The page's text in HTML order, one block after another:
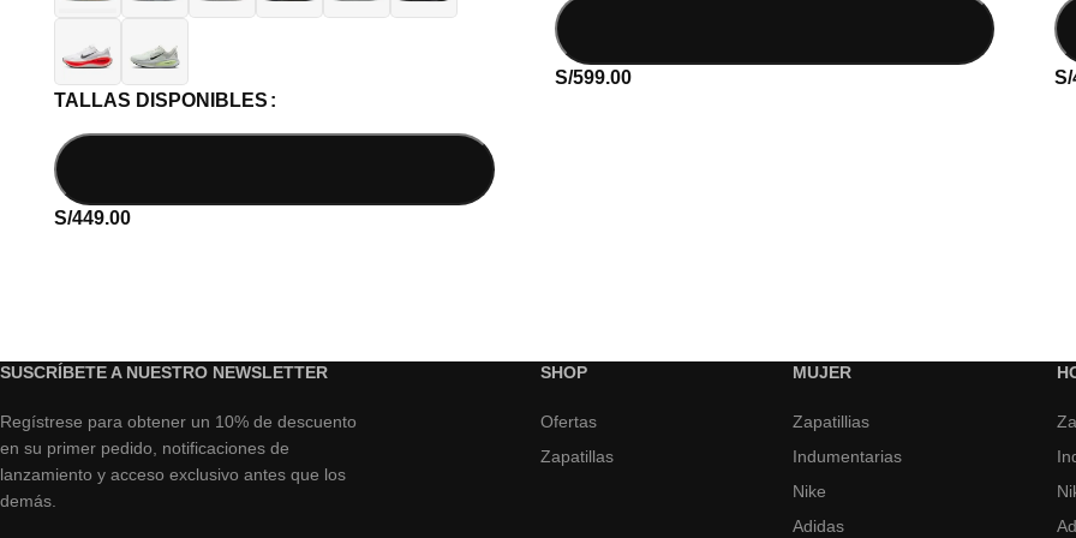
TALLAS DISPONIBLES
S/449.00
S/599.00 S/
SUSCRÍBETE A NUESTRO NEWSLETTER
Regístrese para obtener un 10% de descuento
en su primer pedido, notificaciones de
lanzamiento y acceso exclusivo antes que los
demás.
SHOP
Ofertas
Zapatillas
MUJER
Zapatillias
Indumentarias
Nike
Adidas